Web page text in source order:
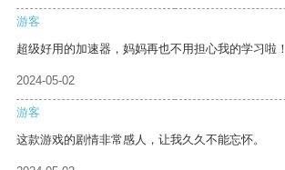
游客
超级好用的加速器，妈妈再也不用担心我的学习啦！
2024-05-02
游客
这款游戏的剧情非常感人，让我久久不能忘怀。